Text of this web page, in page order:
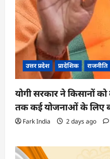
उत्तर प्रदेश प्रादेशिक राजनीति
योगी सरकार ने किसानों
तक कई योजनाओं के लिए
Fark India 2 days ago